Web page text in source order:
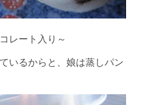
レート入り～
いるからと、娘は蒸しパン